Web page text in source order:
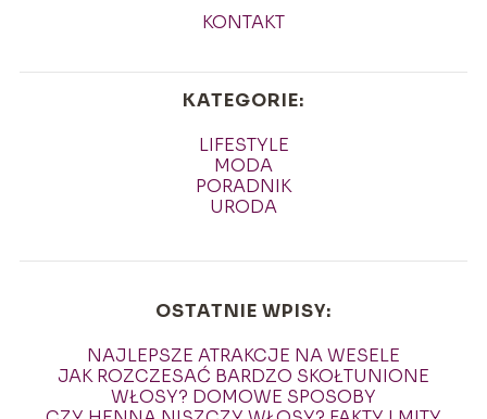
KONTAKT
KATEGORIE:
LIFESTYLE
MODA
PORADNIK
URODA
OSTATNIE WPISY:
NAJLEPSZE ATRAKCJE NA WESELE
JAK ROZCZESAĆ BARDZO SKOŁTUNIONE
WŁOSY? DOMOWE SPOSOBY